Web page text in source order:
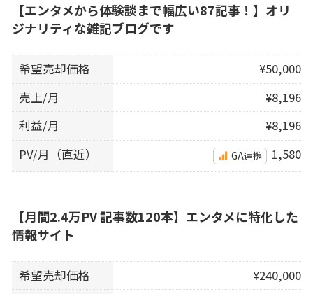
【エンタメから体験談まで幅広い87記事！】オリ
ジナリティな雑記ブログです
希望売却価格
¥50,000
売上/月
¥8,196
利益/月
¥8,196
PV/月（直近）
GA連携 1,580
【月間2.4万PV 記事数120本】エンタメに特化した
情報サイト
希望売却価格
¥240,000